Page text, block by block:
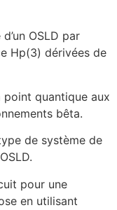
OSLD par
Hp(3) dérivées de
point quantique aux
bêta.
de système de
pour une
en utilisant